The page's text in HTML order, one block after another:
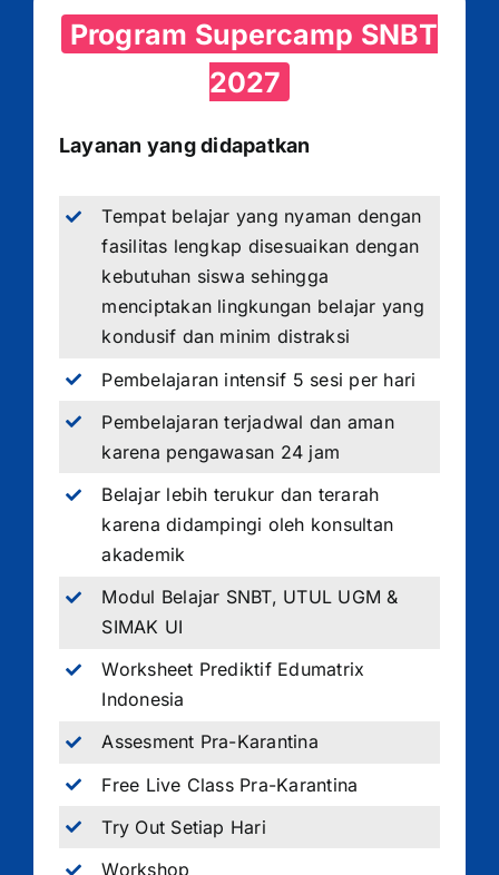
Program Supercamp SNBT
2027
Layanan yang didapatkan
Tempat belajar yang nyaman dengan
fasilitas lengkap disesuaikan dengan
kebutuhan siswa sehingga
menciptakan lingkungan belajar yang
kondusif dan minim distraksi
Pembelajaran intensif 5 sesi per hari
Pembelajaran terjadwal dan aman
karena pengawasan 24 jam
Belajar lebih terukur dan terarah
karena didampingi oleh konsultan
akademik
Modul Belajar SNBT, UTUL UGM &
SIMAK UI
Worksheet Prediktif Edumatrix
Indonesia
Assesment Pra-Karantina
Free Live Class Pra-Karantina
Try Out Setiap Hari
Workshop